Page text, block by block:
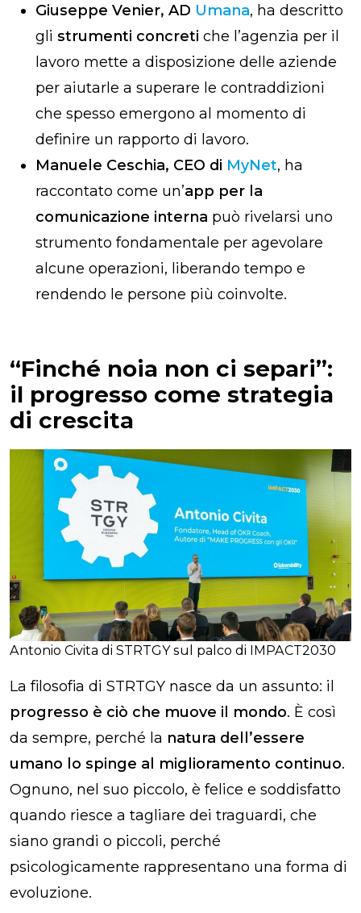
Giuseppe Venier, AD Umana, ha descritto
gli strumenti concreti che l’agenzia per il
lavoro mette a disposizione delle aziende
per aiutarle a superare le contraddizioni
che spesso emergono al momento di
definire un rapporto di lavoro.
Manuele Ceschia, CEO di MyNet, ha
raccontato come un’app per la
comunicazione interna può rivelarsi uno
strumento fondamentale per agevolare
alcune operazioni, liberando tempo e
rendendo le persone più coinvolte.
“Finché noia non ci separi”:
il progresso come strategia
di crescita
Antonio Civita di STRTGY sul palco di IMPACT2030
La filosofia di STRTGY nasce da un assunto: il
progresso è ciò che muove il mondo. È così
da sempre, perché la natura dell’essere
umano lo spinge al miglioramento continuo.
Ognuno, nel suo piccolo, è felice e soddisfatto
quando riesce a tagliare dei traguardi, che
siano grandi o piccoli, perché
psicologicamente rappresentano una forma di
evoluzione.